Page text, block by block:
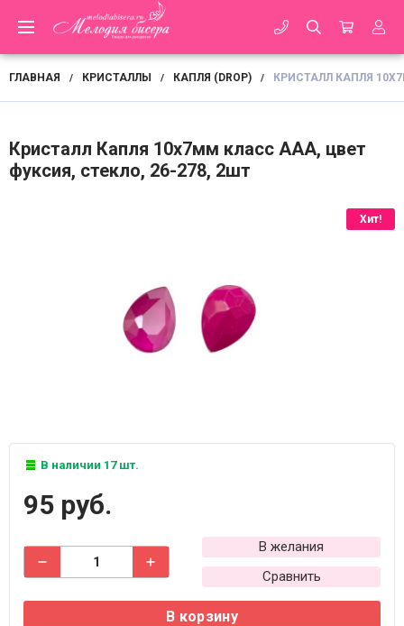
ГЛАВНАЯ / КРИСТАЛЛЫ / КАПЛЯ (DROP) / КРИСТАЛЛ КАПЛЯ
Кристалл Капля 10х7мм класс ААА, цвет
фуксия, стекло, 26-278, 2шт
Хит!
В наличии 17 шт.
95 руб.
В желания
Сравнить
В корзину